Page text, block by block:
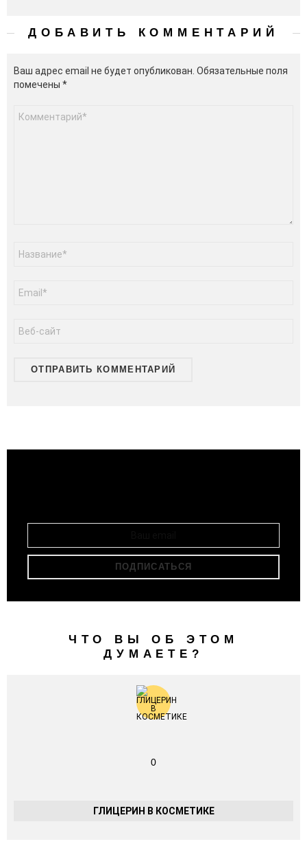
ДОБАВИТЬ КОММЕНТАРИЙ
Ваш адрес email не будет опубликован. Обязательные поля
помечены *
Комментарий
ЧТО ВЫ ОБ ЭТОМ
ДУМАЕТЕ?
0
ГЛИЦЕРИН В КОСМЕТИКЕ